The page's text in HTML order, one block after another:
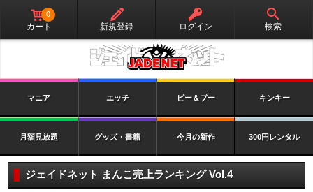
カート
0
新規登録 ログイン 検索
マニア エッチ ピー＆プー キンキー
月額見放題 グッズ・書籍 今月の新作 300円レンタル
ジェイドネット まんこ売上ランキング Vol.4